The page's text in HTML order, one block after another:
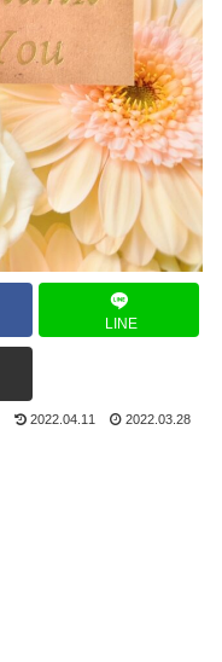
LINE
2022.04.11 2022.03.28